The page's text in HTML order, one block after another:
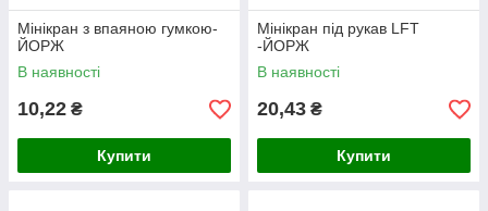
Мінікран з впаяною гумкою-
ЙОРЖ
В наявності
10,22 ₴
Купити
Мінікран під рукав LFT
-ЙОРЖ
В наявності
20,43 ₴
Купити